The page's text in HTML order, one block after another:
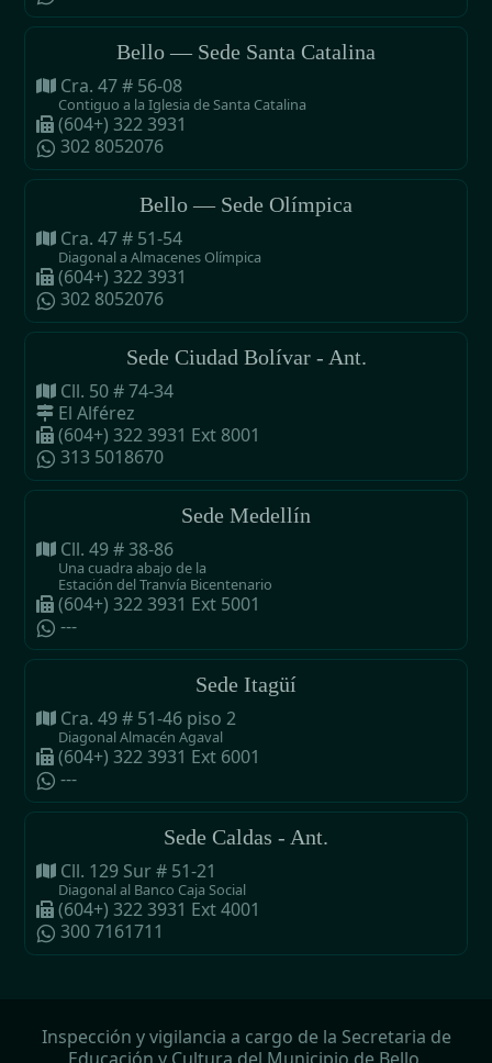
Bello — Sede Santa Catalina
Cra. 47 # 56-08
Contiguo a la Iglesia de Santa Catalina
(604+) 322 3931
302 8052076
Bello — Sede Olímpica
Cra. 47 # 51-54
Diagonal a Almacenes Olímpica
(604+) 322 3931
302 8052076
Sede Ciudad Bolívar - Ant.
Cll. 50 # 74-34
El Alférez
(604+) 322 3931 Ext 8001
313 5018670
Sede Medellín
Cll. 49 # 38-86
Una cuadra abajo de la
Estación del Tranvía Bicentenario
(604+) 322 3931 Ext 5001
---
Sede Itagüí
Cra. 49 # 51-46 piso 2
Diagonal Almacén Agaval
(604+) 322 3931 Ext 6001
---
Sede Caldas - Ant.
Cll. 129 Sur # 51-21
Diagonal al Banco Caja Social
(604+) 322 3931 Ext 4001
300 7161711
Inspección y vigilancia a cargo de la Secretaria de